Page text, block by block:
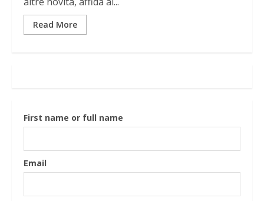
Read More
First name or full name
Email